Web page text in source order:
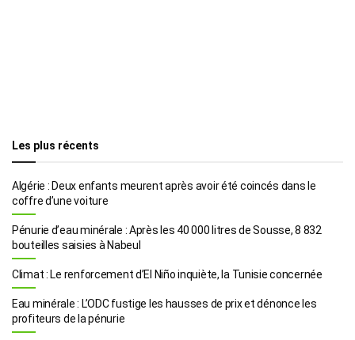
Les plus récents
Algérie : Deux enfants meurent après avoir été coincés dans le
coffre d’une voiture
Pénurie d’eau minérale : Après les 40 000 litres de Sousse, 8 832
bouteilles saisies à Nabeul
Climat : Le renforcement d’El Niño inquiète, la Tunisie concernée
Eau minérale : L’ODC fustige les hausses de prix et dénonce les
profiteurs de la pénurie